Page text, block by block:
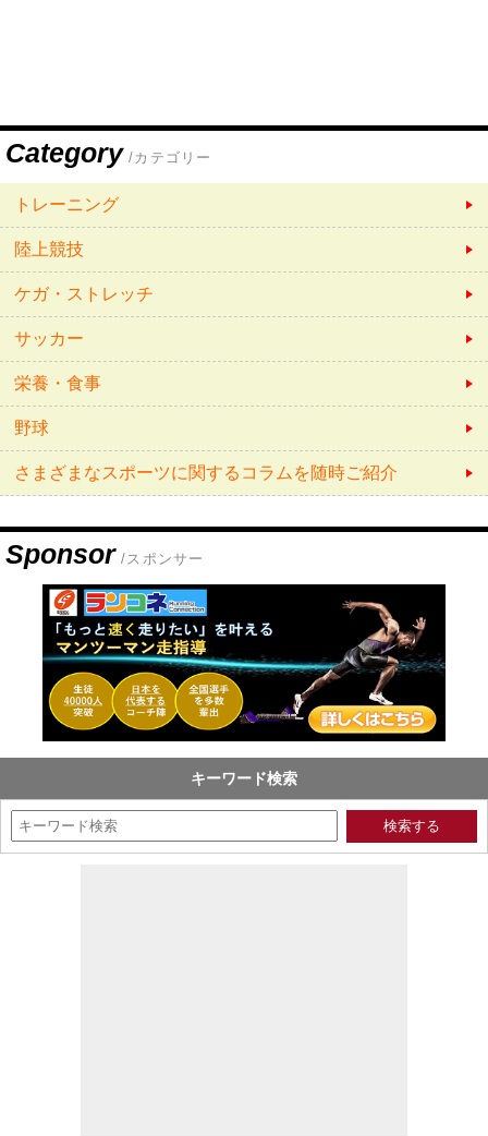
Category /カテゴリー
トレーニング
陸上競技
ケガ・ストレッチ
サッカー
栄養・食事
野球
さまざまなスポーツに関するコラムを随時ご紹介
Sponsor /スポンサー
キーワード検索